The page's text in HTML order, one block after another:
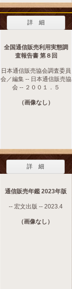
詳 細
全国通信販売利用実態調
査報告書 第８回
日本通信販売協会調査委員
会／編集 -- 日本通信販売協
会 -- ２００１．５
（画像なし）
詳 細
通信販売年鑑 2023年版
-- 宏文出版 -- 2023.4
（画像なし）